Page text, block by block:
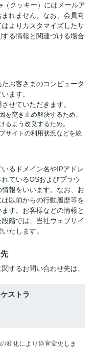
クッキー）にはメールア
れません。なお、会員向
よりカスタマイズしたサ
る情報と関連づける場合
お客さまのコンピュータ
ます。
せていただきます。
を突き止め解決するため。
るよう改良するため。
サイトの利用状況などを統
るドメイン名やIPアドレ
ているOSおよびブラウ
報をいいます。なお、お
以前からの行動履歴等を
す。お客様などの情報と
階では、当社ウェブサイ
たします。
するお問い合わせ先は、
ストラ
変化により適宜変更しま